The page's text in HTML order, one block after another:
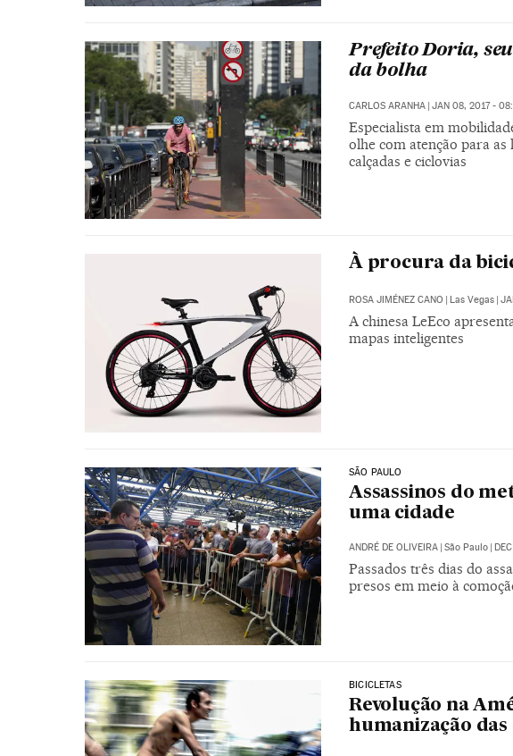
Prefeito Doria,
da bolha
CARLOS ARANHA | JAN 08, 2017 -
Especialista em
olhe com atenção para as
calçadas e ciclovias
À procura da
ROSA JIMÉNEZ CANO | Las Vegas |
A chinesa LeEco
mapas inteligentes
SÃO PAULO
Assassinos do
uma cidade
ANDRÉ DE OLIVEIRA São Paulo
Passados três dias do
presos em meio à
BICICLETAS
Revolução na
humanização das